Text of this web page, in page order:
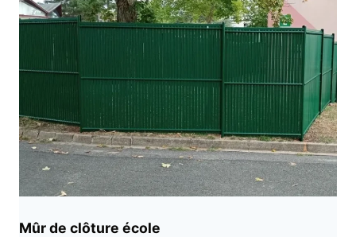
Mûr de clôture école